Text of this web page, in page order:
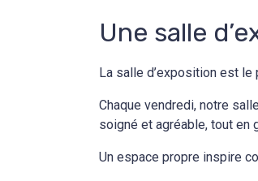
Une salle
La salle d’exposition est
Chaque vendredi, notre
soigné et agréable, tout en
Un espace propre inspire